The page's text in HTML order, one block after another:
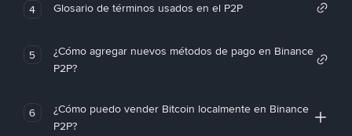
4 Glosario de términos usados en el P2P
5
¿Cómo agregar nuevos métodos de pago en Binance
P2P?
6
¿Cómo puedo vender Bitcoin localmente en Binance
P2P?